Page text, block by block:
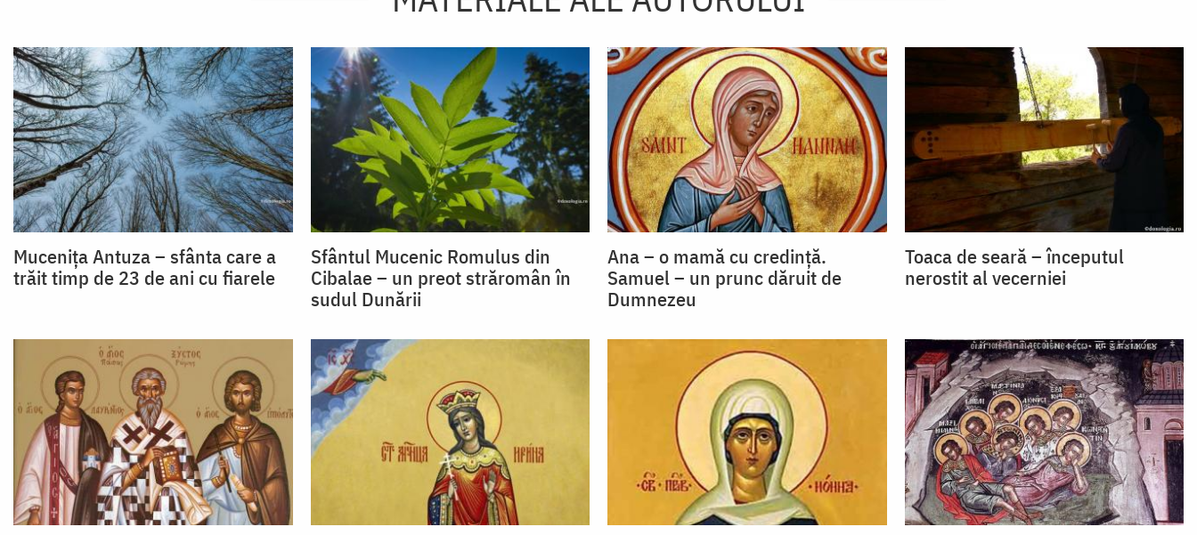
Mucenița Antuza – sfânta care a
trăit timp de 23 de ani cu fiarele
Sfântul Mucenic Romulus din
Cibalae – un preot străromân în
sudul Dunării
Ana – o mamă cu credință.
Samuel – un prunc dăruit de
Dumnezeu
Toaca de seară – începutul
nerostit al vecerniei